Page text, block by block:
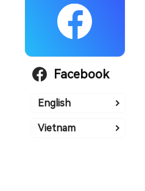
Facebook
English
Vietnam